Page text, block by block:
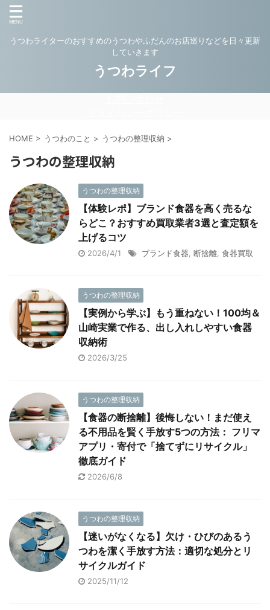
うつわライターのおすすめのうつわやふだんのお店巡りなどを日々更新
していきます
うつわライフ
HOME > うつわのこと > うつわの整理収納 >
うつわの整理収納
うつわの整理収納
【体験レポ】ブランド食器を高く売るな
らどこ？おすすめ買取業者3選と査定額を
上げるコツ
2026/4/1 ブランド食器 断捨離 食器買取
うつわの整理収納
【実例から学ぶ】もう重ねない！100均＆
山崎実業で作る、出し入れしやすい食器
収納術
2026/3/25
うつわの整理収納
【食器の断捨離】後悔しない！まだ使え
る不用品を賢く手放す5つの方法： フリマ
アプリ・寄付で「捨てずにリサイクル」
徹底ガイド
2026/6/8
うつわの整理収納
【迷いがなくなる】欠け・ひびのあるう
つわを潔く手放す方法：適切な処分とリ
サイクルガイド
2025/11/12